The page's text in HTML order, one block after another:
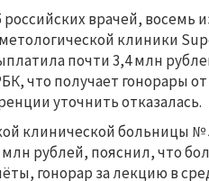
врачей, восемь
клиники
почти 3,4 млн
что получает гонорары
уточнить отказалась.
клинической больницы
рублей, пояснил, что
гонорар за лекцию в